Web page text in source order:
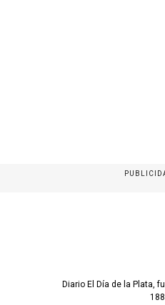
Diario El Día de la Plata,